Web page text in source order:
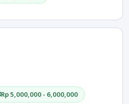
Rp 5,000,000 - 6,000,000